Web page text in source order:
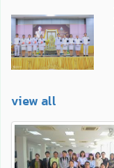
view all